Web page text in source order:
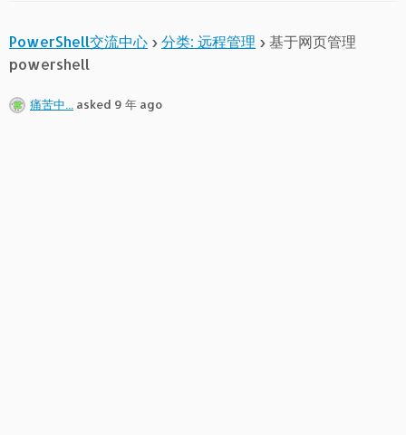
PowerShell交流中心 › 分类: 远程管理 › 基于网页管理
powershell
痛苦中... asked 9 年 ago